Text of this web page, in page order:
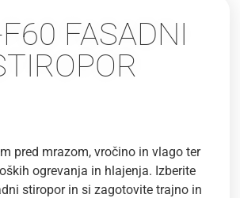
FASADNI
pred mrazom, vročino in vlago ter
ogrevanja in hlajenja. Izberite
stiropor in si zagotovite trajno in